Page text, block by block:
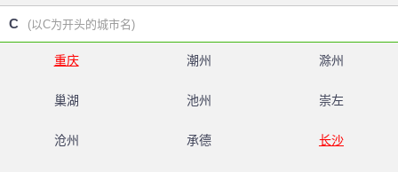
C (以C为开头的城市名)
重庆 潮州 滁州
巢湖 池州 崇左
沧州 承德 长沙